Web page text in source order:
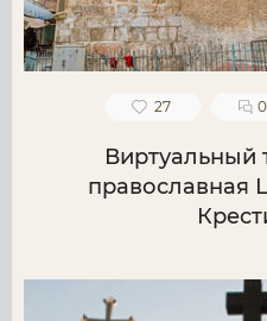
27 0
Виртуальный
православная